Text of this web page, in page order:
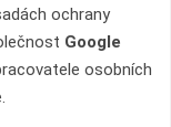
ochrany
Google
osobních